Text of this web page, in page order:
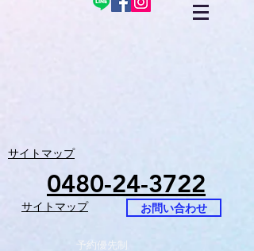
サイトマップ
0480-24-3722
サイトマップ お問い合わせ
予約優先制